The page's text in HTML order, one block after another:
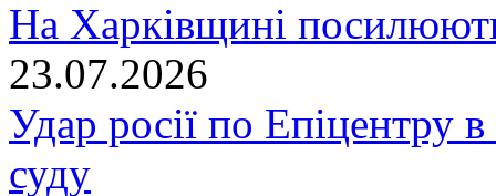
На Харківщині
23.07.2026
Удар росії по Епіцентру
суду